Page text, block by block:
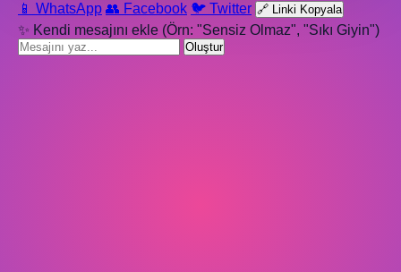
📱 WhatsApp 👥 Facebook 🐦 Twitter 🔗 Linki Kopyala
✨ Kendi mesajını ekle (Örn: "Sensiz Olmaz", "Sıkı Giyin")
Oluştur